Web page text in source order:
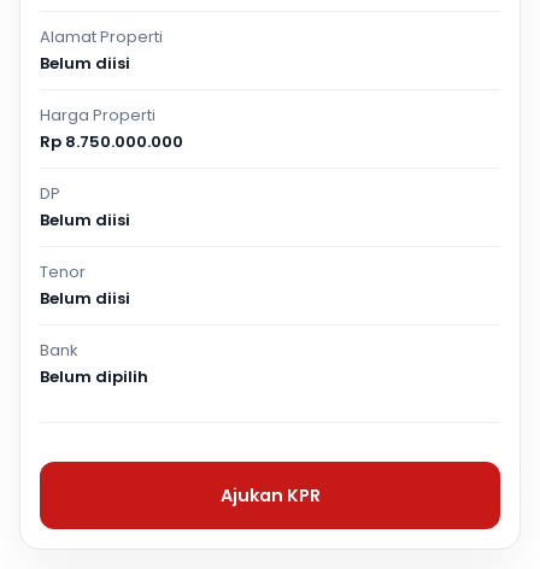
Alamat Properti
Belum diisi
Harga Properti
Rp 8.750.000.000
DP
Belum diisi
Tenor
Belum diisi
Bank
Belum dipilih
Ajukan KPR